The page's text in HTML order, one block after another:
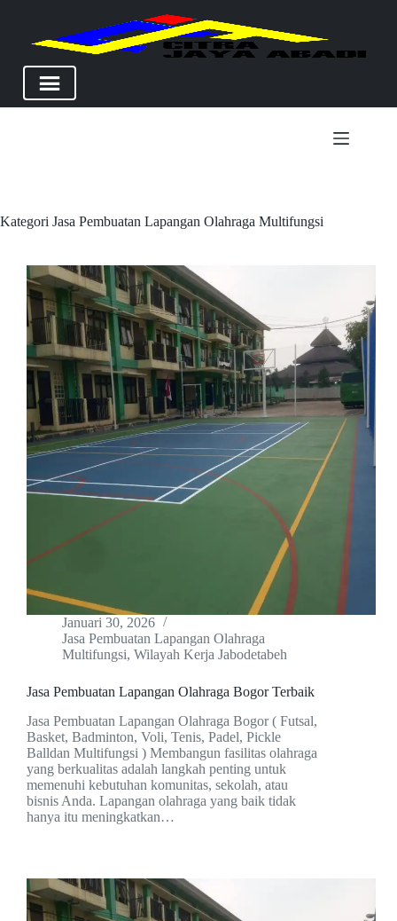
Kategori Jasa Pembuatan Lapangan Olahraga Multifungsi
Januari 30, 2026
Jasa Pembuatan Lapangan Olahraga
Multifungsi, Wilayah Kerja Jabodetabeh
Jasa Pembuatan Lapangan Olahraga Bogor Terbaik
Jasa Pembuatan Lapangan Olahraga Bogor ( Futsal,
Basket, Badminton, Voli, Tenis, Padel, Pickle
Balldan Multifungsi ) Membangun fasilitas olahraga
yang berkualitas adalah langkah penting untuk
memenuhi kebutuhan komunitas, sekolah, atau
bisnis Anda. Lapangan olahraga yang baik tidak
hanya itu meningkatkan…